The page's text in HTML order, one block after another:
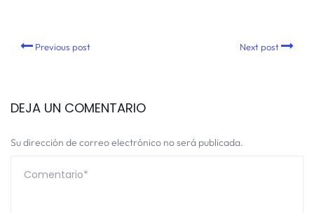
Previous post Next post
DEJA UN COMENTARIO
Su dirección de correo electrónico no será publicada.